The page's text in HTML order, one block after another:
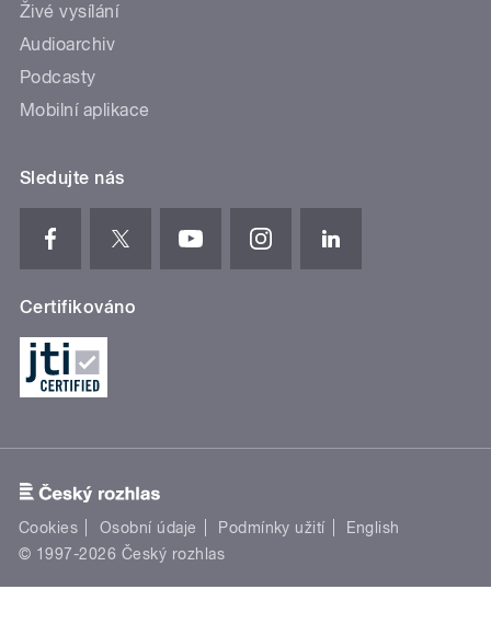
Živé vysílání
Audioarchiv
Podcasty
Mobilní aplikace
Sledujte nás
Certifikováno
Cookies Osobní údaje Podmínky užití
English
© 1997-2026 Český rozhlas